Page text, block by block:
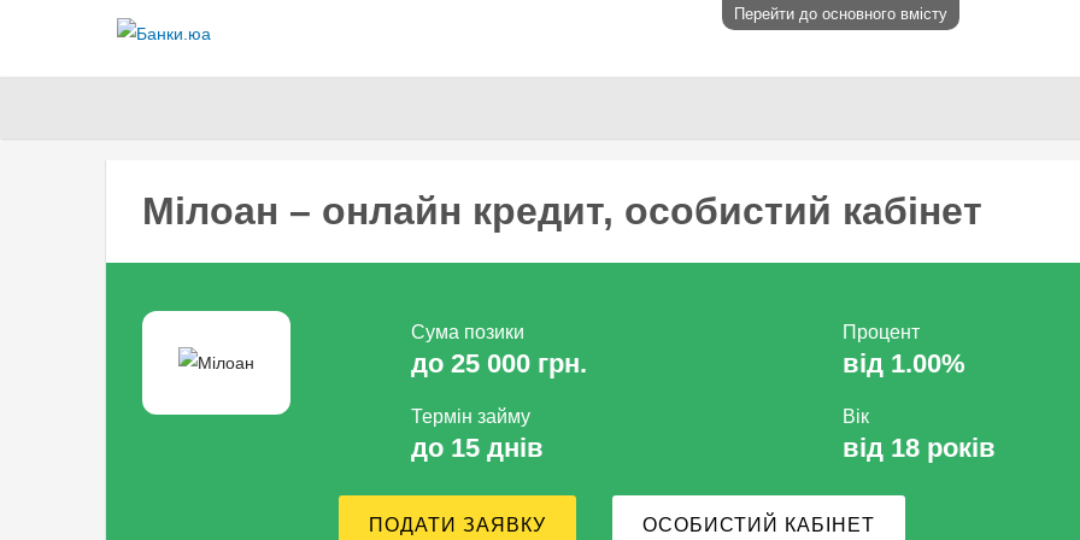
Перейти до основного вмісту
Мілоан – онлайн кредит, особистий кабінет
Сума позики
до 25 000 грн.
Процент
від 1.00%
Термін займу
до 15 днів
Вік
від 18 років
ПОДАТИ ЗАЯВКУ ОСОБИСТИЙ КАБІНЕТ